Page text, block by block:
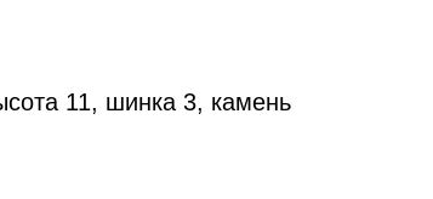
11, шинка 3, камень